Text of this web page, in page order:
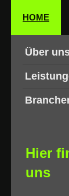
HOME
Über
Hier
uns